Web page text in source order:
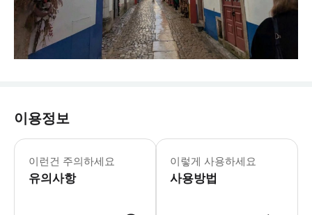
이용정보
이런건 주의하세요
유의사항
이렇게 사용하세요
사용방법